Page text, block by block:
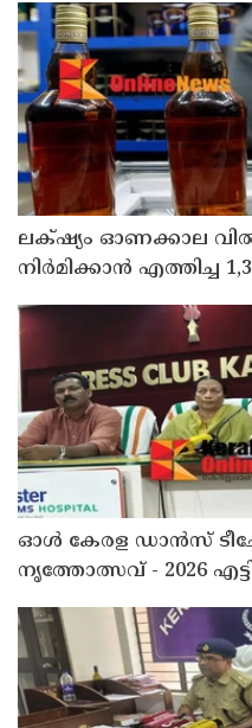
ലക്‌ഷ്യം ഓണക്കാല
നിർമിക്കാൻ എത്തിച്ച
ഓൾ കേരള ഡാൻസ്
നൃത്തോത്സവ് - 2026